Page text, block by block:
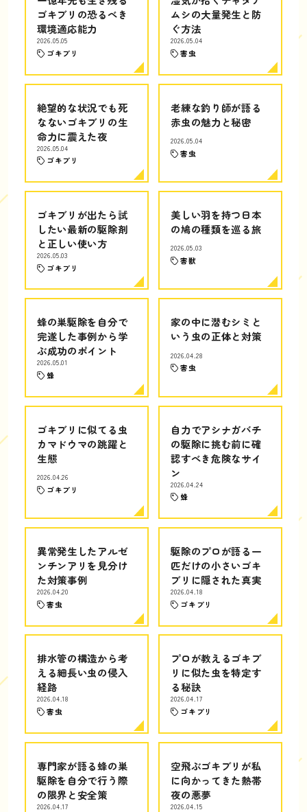
ゴキブリの恐るべき
環境適応能力
2026.05.05
ゴキブリ
ムシの大量発生と防
ぐ方法
2026.05.04
害虫
絶望的な状況でも死
なないゴキブリの生
命力に震えた夜
2026.05.04
ゴキブリ
老練な釣り師が語る
赤虫の魅力と秘密
2026.05.04
害虫
ゴキブリが出たら試
したい最新の駆除剤
と正しい使い方
2026.05.03
ゴキブリ
美しい羽を持つ日本
の鳩の種類を巡る旅
2026.05.03
害獣
蜂の巣駆除を自分で
完遂した事例から学
ぶ成功のポイント
2026.05.01
蜂
家の中に潜むシミと
いう虫の正体と対策
2026.04.28
害虫
ゴキブリに似てる虫
カマドウマの跳躍と
生態
2026.04.26
ゴキブリ
自力でアシナガバチ
の駆除に挑む前に確
認すべき危険なサイ
ン
2026.04.24
蜂
異常発生したアルゼ
ンチンアリを見分け
た対策事例
2026.04.20
害虫
駆除のプロが語る一
匹だけの小さいゴキ
ブリに隠された真実
2026.04.18
ゴキブリ
排水管の構造から考
える細長い虫の侵入
経路
2026.04.18
害虫
プロが教えるゴキブ
リに似た虫を特定す
る秘訣
2026.04.17
ゴキブリ
専門家が語る蜂の巣
駆除を自分で行う際
の限界と安全策
2026.04.17
空飛ぶゴキブリが私
に向かってきた熱帯
夜の悪夢
2026.04.15